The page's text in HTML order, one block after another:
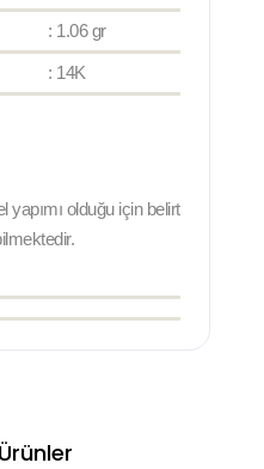
: 1.06 gr
: 14K
olduğu için belirtilen ağırlıkta